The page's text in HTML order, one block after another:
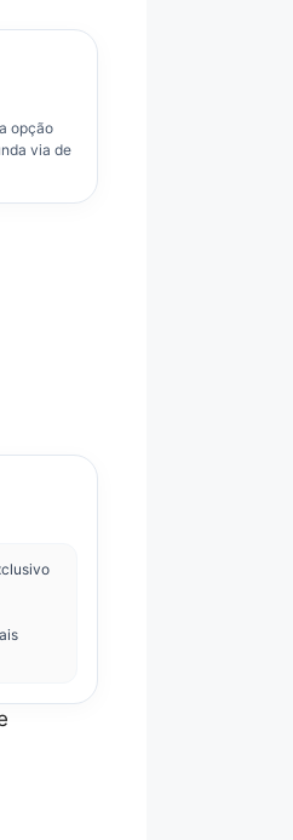
opção
via de